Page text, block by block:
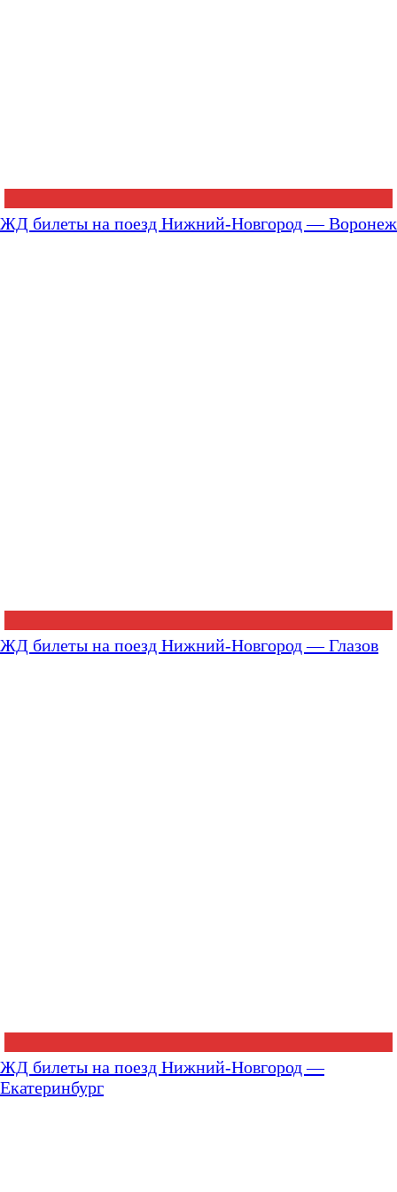
ЖД билеты на поезд Нижний-Новгород — Воронеж
ЖД билеты на поезд Нижний-Новгород — Глазов
ЖД билеты на поезд Нижний-Новгород —
Екатеринбург